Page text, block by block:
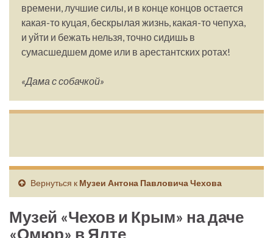
времени, лучшие силы, и в конце концов остается
какая-то куцая, бескрылая жизнь, какая-то чепуха,
и уйти и бежать нельзя, точно сидишь в
сумасшедшем доме или в арестантских ротах!
«Дама с собачкой»
Вернуться к Музеи Антона Павловича Чехова
Музей «Чехов и Крым» на даче
«Омюр» в Ялте